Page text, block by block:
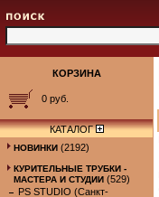
КОРЗИНА
0 руб.
КАТАЛОГ
НОВИНКИ (2192)
КУРИТЕЛЬНЫЕ ТРУБКИ -
МАСТЕРА И СТУДИИ (529)
PS STUDIO (Санкт-